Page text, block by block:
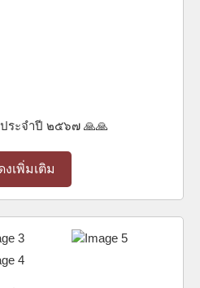
ระจำปี ๒๕๖๗ 🙏🙏
งเพิ่มเติม